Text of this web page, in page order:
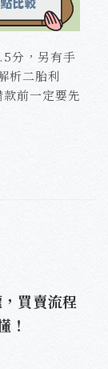
分，另有手
析二胎利
前一定要先
買賣流程
！